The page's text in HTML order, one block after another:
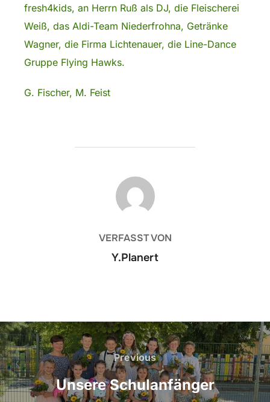
fresh4kids, an Herrn Ruß als DJ, die Fleischerei
Weiß, das Aldi-Team Niederfrohna, Getränke
Wagner, die Firma Lichtenauer, die Line-Dance
Gruppe Flying Hawks.
G. Fischer, M. Feist
BEITRAGSAUTOR
VERFASST VON
Y.Planert
Previous
Unsere Schulanfänger